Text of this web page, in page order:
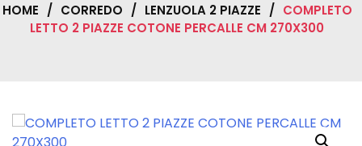
HOME / CORREDO / LENZUOLA 2 PIAZZE / COMPLETO
LETTO 2 PIAZZE COTONE PERCALLE CM 270X300